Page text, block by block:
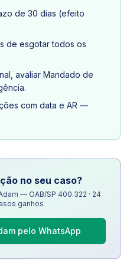
de 30 dias (efeito
de esgotar todos os
avaliar Mandado de
com data e AR —
no seu caso?
— OAB/SP 400.322 · 24
ganhos
pelo WhatsApp